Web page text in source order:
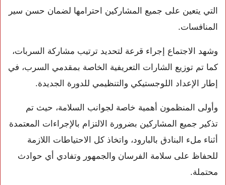
التي يتعين على جميع المشاركين احترامها لضمان حسن سير
المنافسات.
وشهد الاجتماع إجراء قرعة لتحديد ترتيب مشاركة السربات،
كما تم توزيع الشارات التعريفية الخاصة بمقدمي السرب، في
إطار الإعداد اللوجستيكي والتنظيمي للدورة الجديدة.
وأولى المنظمون أهمية خاصة لجوانب السلامة، حيث تم
تذكير جميع المشاركين بضرورة الالتزام بالإجراءات المعتمدة
أثناء ملء البنادق بالبارود، واتخاذ كل الاحتياطات اللازمة
للحفاظ على سلامة الفرسان والجمهور وتفادي أي حوادث
محتملة.